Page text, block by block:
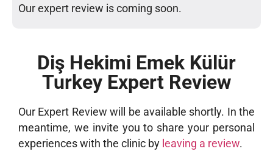
Our expert review is coming soon.
Diş Hekimi Emek Külür
Turkey Expert Review
Our Expert Review will be available shortly. In the
meantime, we invite you to share your personal
experiences with the clinic by leaving a review.